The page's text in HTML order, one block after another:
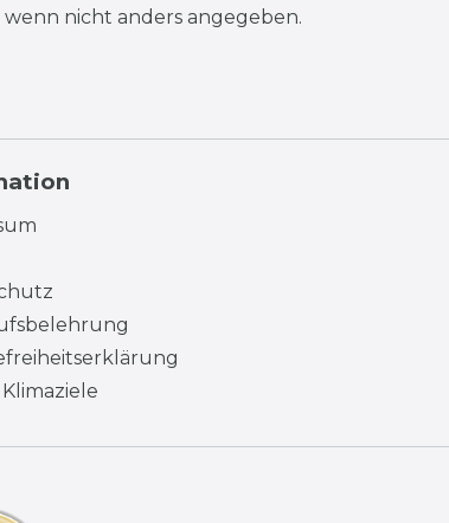
wenn nicht anders angegeben.